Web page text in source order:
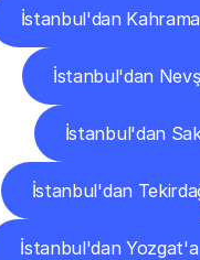
İstanbul'dan
İstanbul'dan
İstanbul'dan
İstanbul'dan
İstanbul'dan Yozgat'a